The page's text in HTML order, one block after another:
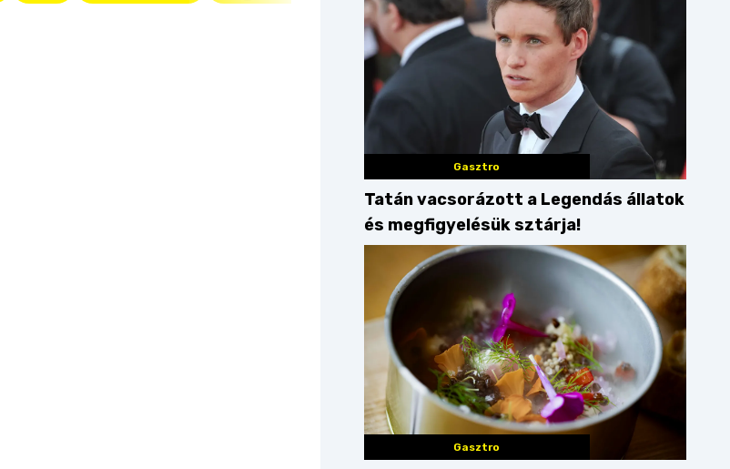
Gasztro
Tatán vacsorázott a Legendás állatok
és megfigyelésük sztárja!
Gasztro